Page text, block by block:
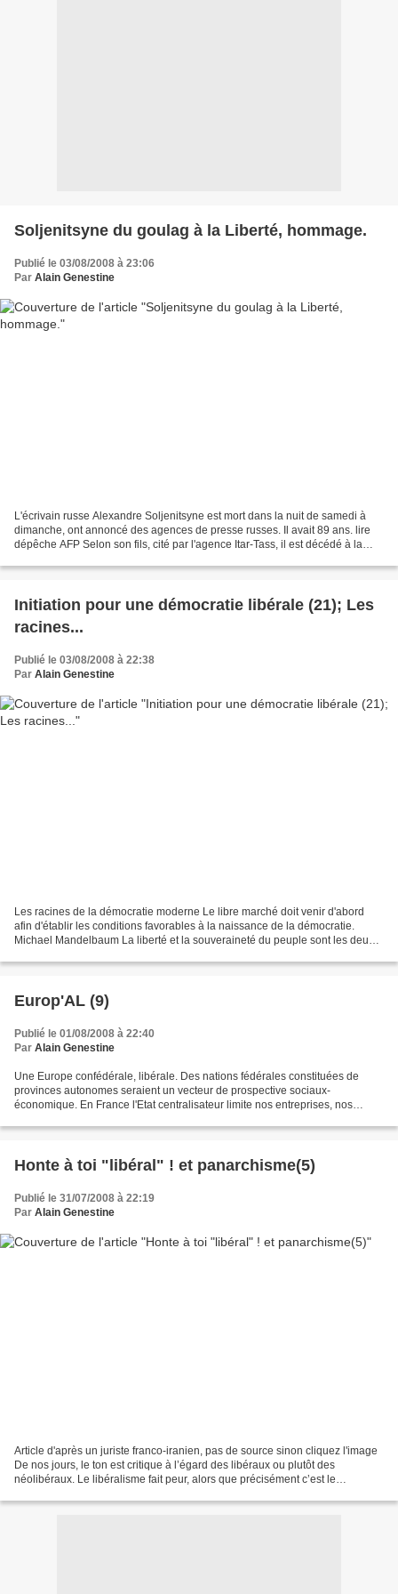
Soljenitsyne du goulag à la Liberté, hommage.
Publié le 03/08/2008 à 23:06
Par Alain Genestine
L'écrivain russe Alexandre Soljenitsyne est mort dans la nuit de samedi à
dimanche, ont annoncé des agences de presse russes. Il avait 89 ans. lire
dépêche AFP Selon son fils, cité par l'agence Itar-Tass, il est décédé à la
Initiation pour une démocratie libérale (21); Les
racines...
Publié le 03/08/2008 à 22:38
Par Alain Genestine
Les racines de la démocratie moderne Le libre marché doit venir d'abord
afin d'établir les conditions favorables à la naissance de la démocratie.
Michael Mandelbaum La liberté et la souveraineté du peuple sont les deux
Europ'AL (9)
Publié le 01/08/2008 à 22:40
Par Alain Genestine
Une Europe confédérale, libérale. Des nations fédérales constituées de
provinces autonomes seraient un vecteur de prospective sociaux-
économique. En France l'Etat centralisateur limite nos entreprises, nos
Honte à toi "libéral" ! et panarchisme(5)
Publié le 31/07/2008 à 22:19
Par Alain Genestine
Article d'après un juriste franco-iranien, pas de source sinon cliquez l'image
De nos jours, le ton est critique à l’égard des libéraux ou plutôt des
néolibéraux. Le libéralisme fait peur, alors que précisément c’est le